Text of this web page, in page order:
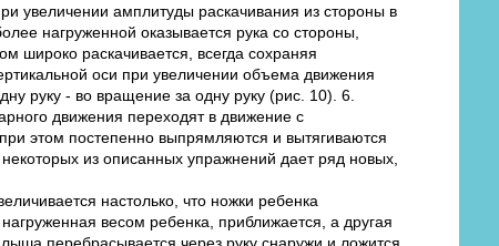
увеличении амплитуды раскачивания из стороны в
нагруженной оказывается рука со стороны,
широко раскачивается, всегда сохраняя
оси при увеличении объема движения
руку - во вращение за одну руку (рис. 10). 6.
движения переходят в движение с
этом постепенно выпрямляются и вытягиваются
из описанных упражнений дает ряд новых,
настолько, что ножки ребенка
весом ребенка, приближается, а другая